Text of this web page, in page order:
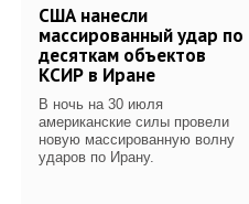
США нанесли
массированный удар по
десяткам объектов
КСИР в Иране
В ночь на 30 июля
американские силы провели
новую массированную волну
ударов по Ирану.